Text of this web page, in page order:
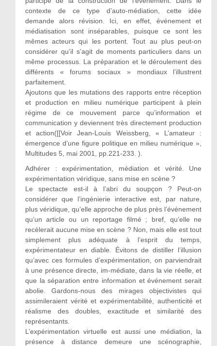
contexte de ce type d’auto-médiation, cette idée
demande alors révision. Ici, en effet, événement et
médiatisation sont inséparables, puisque ce sont les
mêmes acteurs qui les portent. Tout au plus peut-on
considérer qu’il s’agit de moments particuliers dans un
même processus. La préparation et le déroulement des
différents « forums sociaux » mondiaux l’illustrent
parfaitement.
Ajoutons que les mutations des rapports entre réception
et production en milieu numérique participent à plein
régime de ce mouvement parce qu’information et
communication y deviennent très directement production
et action([[Voir Jean-Louis Weissberg, « L’amateur :
émergence d’une figure politique en milieu numérique »,
Multitudes 5, mai 2001, pp.221-233. ).
Adhérer : expérimentation, médiation et vérité. Une
expérimentation véridique, sans mise en scène ?
Le spectacte est-il à l’abri du soupçon ? Peut-on
considérer que l’ingénierie interactive est, par nature,
plus véridique, qu’elle approche de plus près l’événement
qu’un article ou un reportage filmé ; bref, qu’elle ne
recèlerait aucune mise en scène ? Non, mais elle est tout
simplement plus adéquate à l’esprit du temps,
expérimentateur en diable. Évitons de distiller l’illusion
qu’avec ces formules d’expérimentation, on parviendrait
à une présence directe, im-médiate, dans la vie réelle, et
que la séparation entre information et événement serait
abolie. Gardons-nous des mirages objectivistes qui
assimileraient vérité et expérimentabilité, authenticité et
réalisme des doubles, exactitude et similarité des
représentants.
L’expérimentation virtuelle est aussi une médiation, la
présence à distance demeure une scénographie,